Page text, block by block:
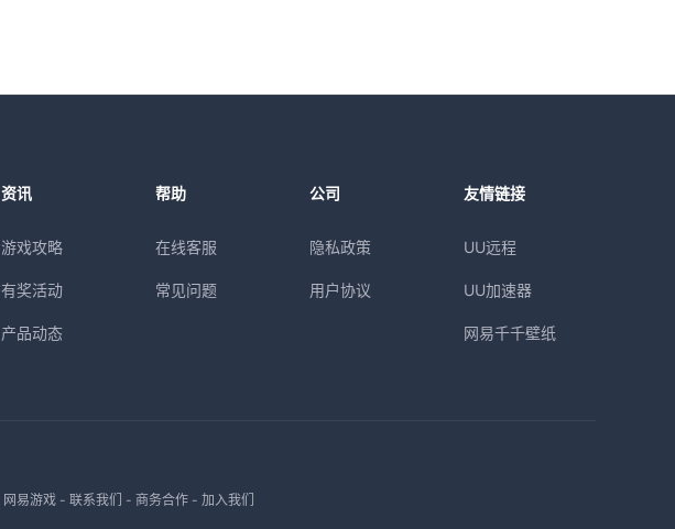
资讯
游戏攻略
有奖活动
产品动态
帮助
在线客服
常见问题
公司
隐私政策
用户协议
友情链接
UU远程
UU加速器
网易千千壁纸
网易游戏- 联系我们 - 商务合作- 加入我们